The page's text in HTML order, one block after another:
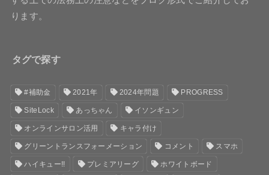
ります。
タグで探す
#補助金 2021年 2024年問題 PROGRESS
SiteLock あっちゃん イソンギュン
オンラインサロン活用 キャラ付け
グリーントランスフォーメーション コメント スマホ
ハイキュー!! プレミアリーグ ホワイトボード